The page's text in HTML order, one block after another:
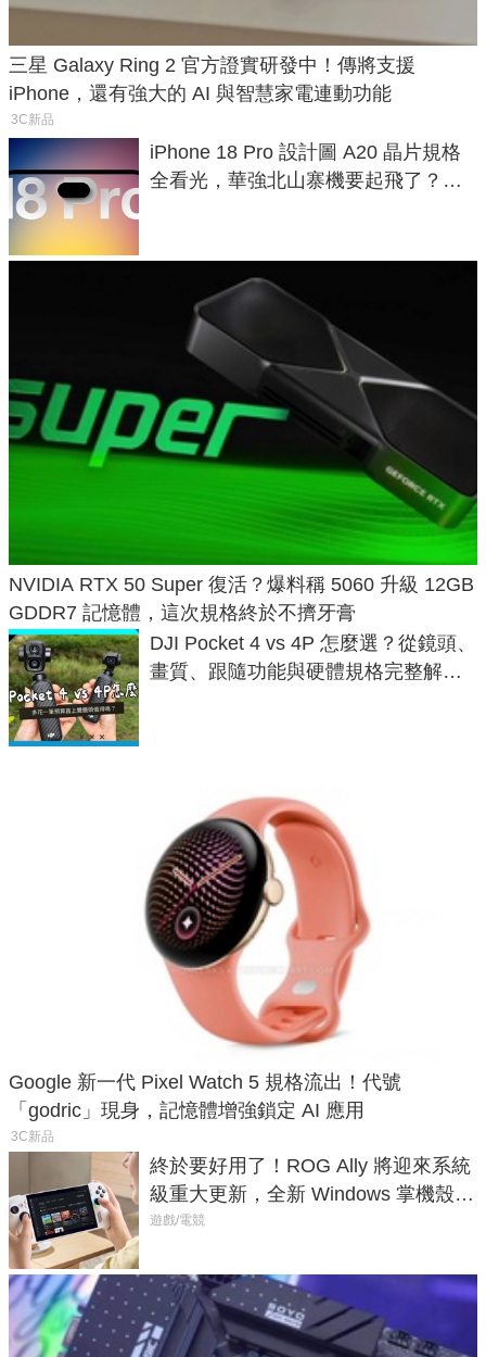
三星 Galaxy Ring 2 官方證實研發中！傳將支援
iPhone，還有強大的 AI 與智慧家電連動功能
3C新品
iPhone 18 Pro 設計圖 A20 晶片規格
全看光，華強北山寨機要起飛了？專
NVIDIA RTX 50 Super 復活？爆料稱 5060 升級 12GB
GDDR7 記憶體，這次規格終於不擠牙膏
DJI Pocket 4 vs 4P 怎麼選？從鏡頭、
畫質、跟隨功能與硬體規格完整解
Google 新一代 Pixel Watch 5 規格流出！代號
「godric」現身，記憶體增強鎖定 AI 應用
3C新品
終於要好用了！ROG Ally 將迎來系統
級重大更新，全新 Windows 掌機殼模
式讓操作就像 Xbox 一樣順暢
遊戲/電競